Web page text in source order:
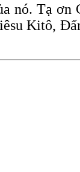
nó. Tạ ơn
Kitô,